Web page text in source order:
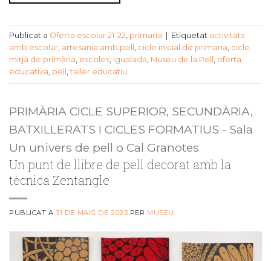
Publicat a Oferta escolar 21-22, primaria Etiquetat activitats
amb escolar, artesania amb pell , cicle inicial de primaria, cicle
mitjà de primària, escoles, Igualada, Museu de la Pell , oferta
educativa, pell , taller educatiu
PRIMÀRIA CICLE SUPERIOR, SECUNDÀRIA,
BATXILLERATS I CICLES FORMATIUS - Sala
Un univers de pell o Cal Granotes
Un punt de llibre de pell decorat amb la
tècnica Zentangle
PUBLICAT A31 DE MAIG DE 2023 PER MUSEU